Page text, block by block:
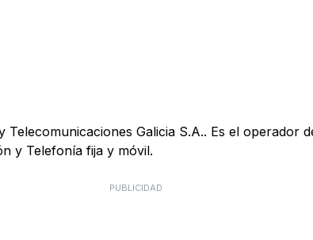
Galicia S.A.. Es el
y Telefonía fija y móvil.
PUBLICIDAD